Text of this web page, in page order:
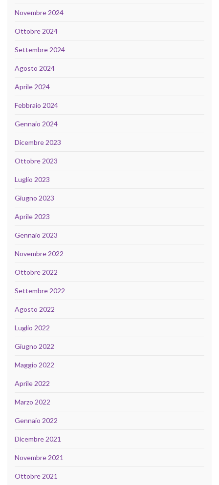
Novembre 2024
Ottobre 2024
Settembre 2024
Agosto 2024
Aprile 2024
Febbraio 2024
Gennaio 2024
Dicembre 2023
Ottobre 2023
Luglio 2023
Giugno 2023
Aprile 2023
Gennaio 2023
Novembre 2022
Ottobre 2022
Settembre 2022
Agosto 2022
Luglio 2022
Giugno 2022
Maggio 2022
Aprile 2022
Marzo 2022
Gennaio 2022
Dicembre 2021
Novembre 2021
Ottobre 2021